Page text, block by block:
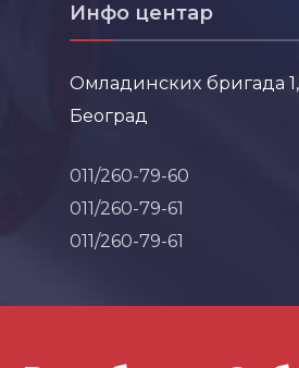
Инфо центар
Омладинских бригада
Београд
011/260-79-60
011/260-79-61
011/260-79-61